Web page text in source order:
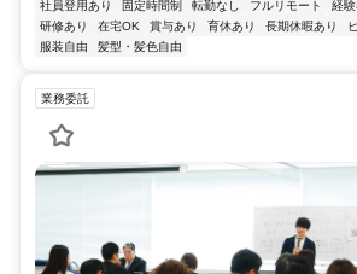
社員登用あり 固定時間制 転勤なし フルリモート 経
研修あり
在宅OK 賞与あり 育休あり 長期休暇あり
服装自由
髪型・髪色自由
業務委託